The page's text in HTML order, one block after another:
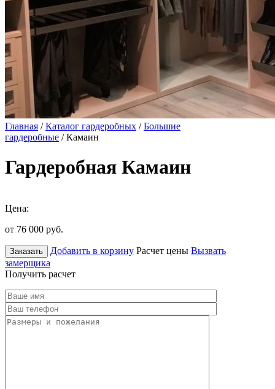
Главная /Каталог гардеробных /Большие
гардеробные / Камаин
Гардеробная Камаин
Цена:
от 76 000 руб.
Заказать Добавить в корзину Расчет цены Вызвать
замерщика
Получить расчет